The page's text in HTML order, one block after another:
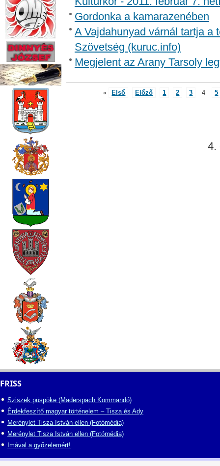
Gordonka a kamarazenében
A Vajdahunyad várnál tartja a
Szövetség (kuruc.info)
Megjelent az Arany Tarsoly
« Első Előző 1 2 3 4 5
4.
FRISS
Sziszek püspöke (Maderspach Kommandó)
Érdekfeszítő magyar történelem – Tisza és Ady
Merénylet Tisza István ellen (Fotómédia)
Merénylet Tisza István ellen (Fotómédia)
Imával a győzelemért!